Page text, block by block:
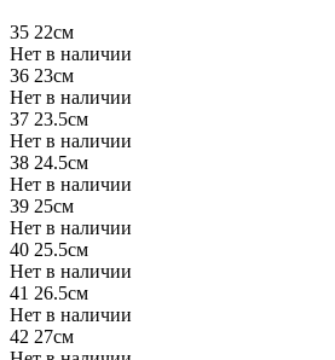
35 22см
Нет в наличии
36 23см
Нет в наличии
37 23.5см
Нет в наличии
38 24.5см
Нет в наличии
39 25см
Нет в наличии
40 25.5см
Нет в наличии
41 26.5см
Нет в наличии
42 27см